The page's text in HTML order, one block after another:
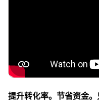
提升转化率。节省资金